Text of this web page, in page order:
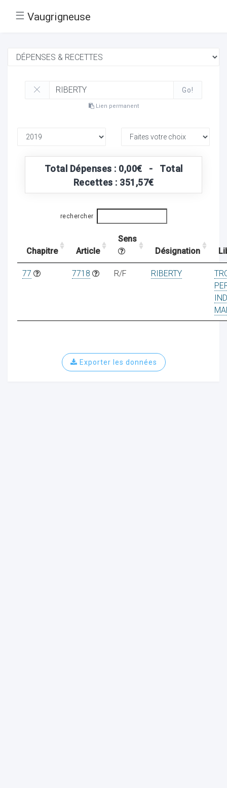
☰ Vaugrigneuse
Go!
Lien permanent
Total Dépenses : 0,00€ - Total
Recettes : 351,57€
rechercher
Chapitre Article
Sens
Désignation
77 7718 R/F RIBERTY
Exporter les données